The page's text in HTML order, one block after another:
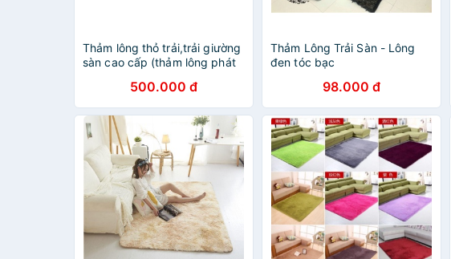
Thảm lông thỏ trải,trải giường
sàn cao cấp (thảm lông phát
500.000 đ
Thảm Lông Trải Sàn - Lông
đen tóc bạc
98.000 đ